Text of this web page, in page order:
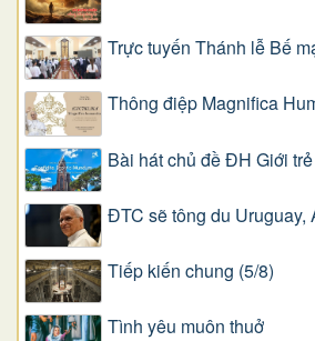
Trực tuyến Thánh lễ Bế
Thông điệp Magnifica
Bài hát chủ đề ĐH Giới
ĐTC sẽ tông du Uruguay,
Tiếp kiến chung (5/8)
Tình yêu muôn thuở